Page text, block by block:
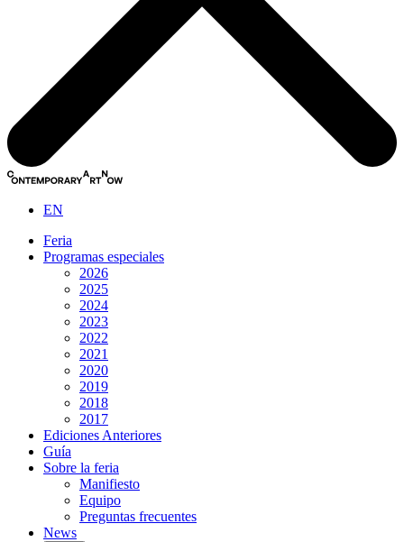
EN
Feria
Programas especiales
2026
2025
2024
2023
2022
2021
2020
2019
2018
2017
Ediciones Anteriores
Guía
Sobre la feria
Manifiesto
Equipo
Preguntas frecuentes
News